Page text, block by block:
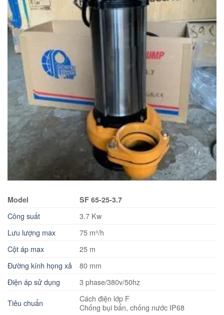
Model SF 65-25-3.7
Công suất
3.7 Kw
Lưu lượng max
75 m³/h
Cột áp max
25 m
Đường kính họng xả
80 mm
Điện áp sử dụng
3 phase/380v/50hz
Tiêu chuẩn
Cách điện lớp F
Chống bụi bẩn, chống nước IP68